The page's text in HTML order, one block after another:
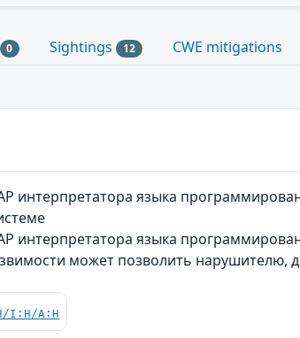
0 Sightings 12 CWE mitigations
интерпретатора языка
интерпретатора языка
может позволить
I:H/A:H